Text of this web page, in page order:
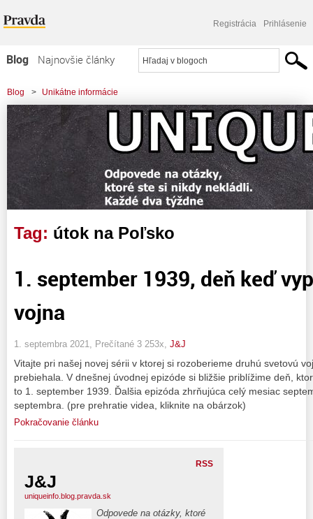
Registrácia Prihlásenie
Blog
Najnovšie články
Najčítanejšie články
Najkomentovanejšie články
Zoznam blogov
Komerčné blogy
Blog > Unikátne informácie
> 1. september 1939, deň keď vypukla 2. svetová vojna
Tag: útok na Poľsko
1. september 1939, deň keď
vojna
1. septembra 2021, Prečítané 3 253x, J&J
Vitajte pri našej novej sérii v ktorej si rozoberieme druhú svetovú
prebiehala. V dnešnej úvodnej epizóde si bližšie priblížime deň,
to 1. september 1939. Ďalšia epizóda zhrňujúca celý mesiac
septembra. (pre prehratie videa, kliknite na obárzok)
Pokračovanie článku
RSS
J&J
uniqueinfo.blog.pravda.sk
Odpovede na otázky, ktoré